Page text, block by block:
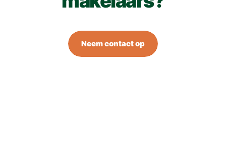
Neem contact op